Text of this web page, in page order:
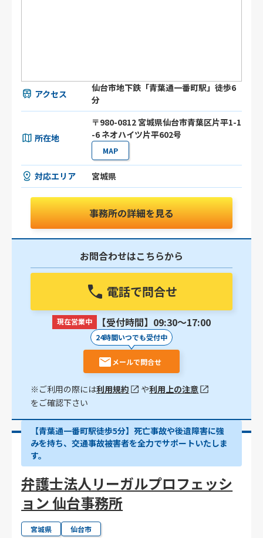
アクセス
仙台市地下鉄「青葉通一番町駅」徒歩6
分
所在地
〒980-0812 宮城県仙台市青葉区片平1-1
-6 ネオハイツ片平602号
MAP
対応エリア 宮城県
事務所の詳細を見る
お問合わせはこちらから
電話で問合せ
現在営業中 【受付時間】09:30〜17:00
24時間いつでも受付中
メールで問合せ
※ご利用の際には利用規約 や利用上の注意
をご確認下さい
【青葉通一番町駅徒歩5分】死亡事故や後遺障害に強
みを持ち、交通事故被害者を全力でサポートいたしま
す。
弁護士法人リーガルプロフェッシ
ョン 仙台事務所
宮城県 仙台市